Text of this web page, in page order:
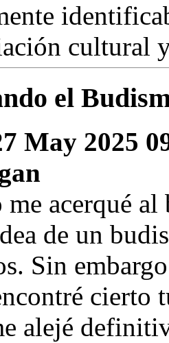
cultural
el
May 2025
acerqué
de un
Sin
alejé